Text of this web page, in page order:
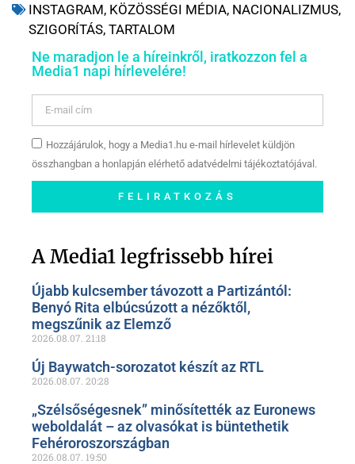
INSTAGRAM, KÖZÖSSÉGI MÉDIA, NACIONALIZMUS,
SZIGORÍTÁS, TARTALOM
Ne maradjon le a híreinkről, iratkozzon fel a
Media1 napi hírlevelére!
Hozzájárulok, hogy a Media1.hu e-mail hírlevelet küldjön
összhangban a honlapján elérhető adatvédelmi tájékoztatójával.
FELIRATKOZÁS
oldalunkon!
A Media1 legfrissebb hírei
Újabb kulcsember távozott a Partizántól:
Benyó Rita elbúcsúzott a nézőktől,
megszűnik az Elemző
2026.08.07. 21:18
Új Baywatch-sorozatot készít az RTL
2026.08.07. 20:28
„Szélsőségesnek” minősítették az Euronews
weboldalát – az olvasókat is büntethetik
Fehéroroszországban
2026.08.07. 19:50